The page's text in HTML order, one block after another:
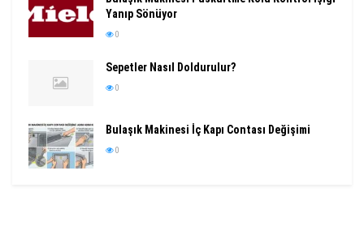
Yanıp Sönüyor
0
Sepetler Nasıl Doldurulur?
0
Bulaşık Makinesi İç Kapı Contası Değişimi
0